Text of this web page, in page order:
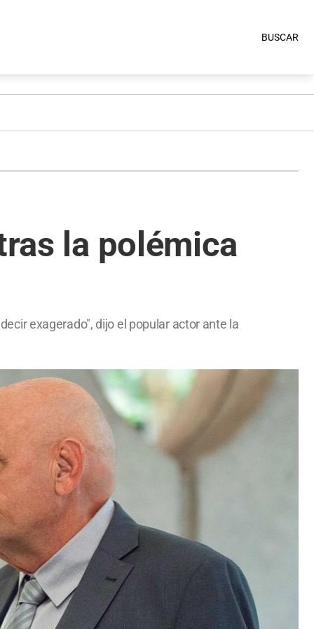
BUSCAR
la polémica
exagerado", dijo el popular actor ante la